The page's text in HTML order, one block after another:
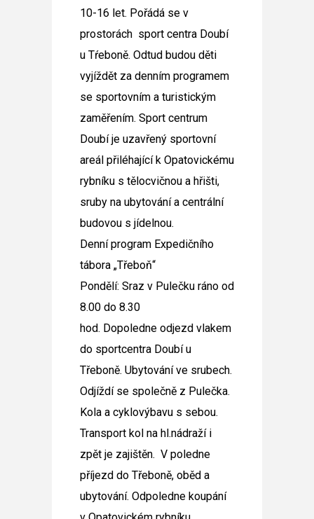
10-16 let. Pořádá se v
prostorách sport centra Doubí
u Tŕeboně. Odtud budou děti
vyjíždět za denním programem
se sportovním a turistickým
zaměřením. Sport centrum
Doubí je uzavřený sportovní
areál přiléhající k Opatovickému
rybníku s tělocvičnou a hřišti,
sruby na ubytování a centrální
budovou s jídelnou.
Denní program Expedičního
tábora „Třeboň“
Pondělí: Sraz v Pulečku ráno od
8.00 do 8.30
hod. Dopoledne odjezd vlakem
do sportcentra Doubí u
Třeboně. Ubytování ve srubech.
Odjíždí se společně z Pulečka.
Kola a cyklovýbavu s sebou.
Transport kol na hl.nádraží i
zpět je zajištěn. V poledne
příjezd do Třeboně, oběd a
ubytování. Odpoledne koupání